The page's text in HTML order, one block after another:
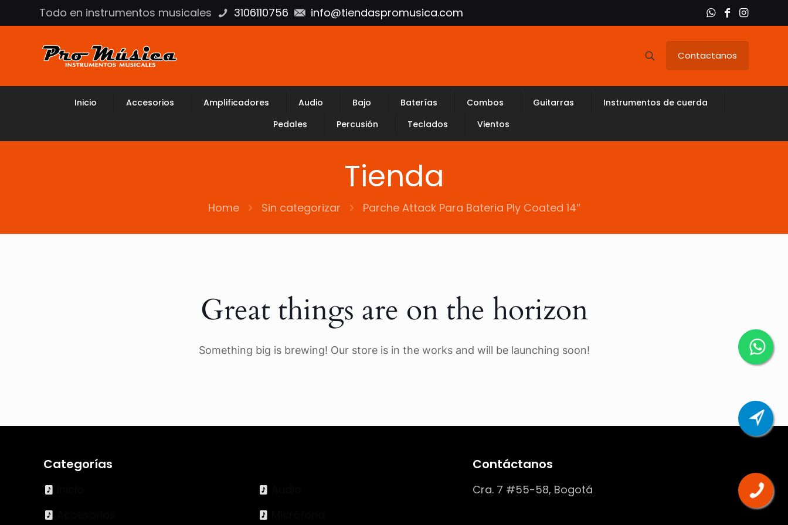
Todo en instrumentos musicales 3106110756 info@tiendaspromusica.com
Contactanos
Inicio Accesorios Amplificadores Audio Bajo Baterías Combos Guitarras
Instrumentos de cuerda
Pedales
Percusión Teclados Vientos
Tienda
Home Sin categorizar Parche Attack Para Bateria Ply Coated 14″
Great things are on the horizon
Something big is brewing! Our store is in the works and will be launching soon!
Categorías Contáctanos
Cra. 7 #55-58, Bogotá